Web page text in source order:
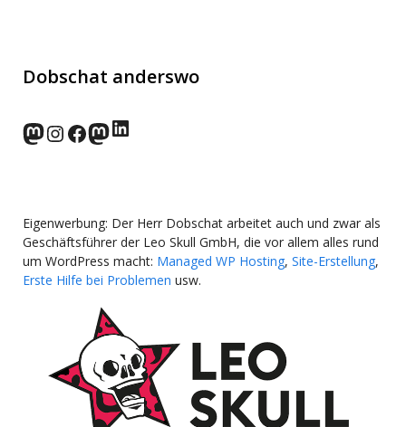
Dobschat anderswo
norden.social
Instagram
Facebook
wp-punks.social
LinkedIn
Eigenwerbung: Der Herr Dobschat arbeitet auch und zwar als
Geschäftsführer der Leo Skull GmbH, die vor allem alles rund
um WordPress macht: Managed WP Hosting, Site-Erstellung,
Erste Hilfe bei Problemen usw.